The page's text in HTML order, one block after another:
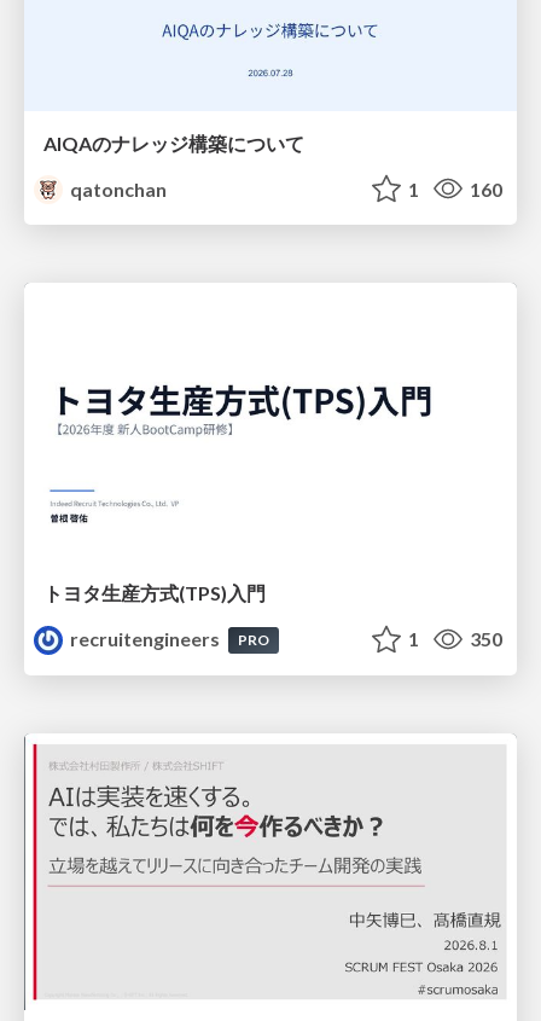
AIQAのナレッジ構築について
qatonchan
1 160
トヨタ⽣産⽅式(TPS)⼊⾨
recruitengineers
PRO 1 350